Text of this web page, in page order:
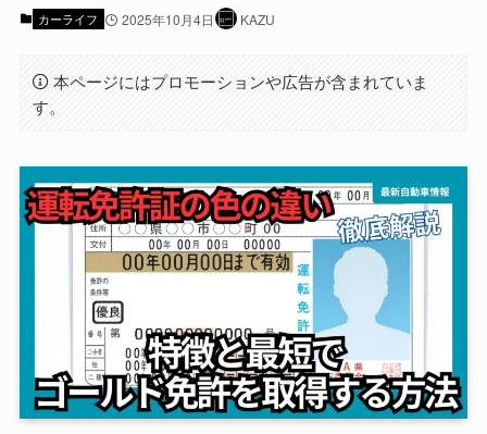
カーライフ 2025年10月4日 KAZU
本ページにはプロモーションや広告が含まれていま
す。